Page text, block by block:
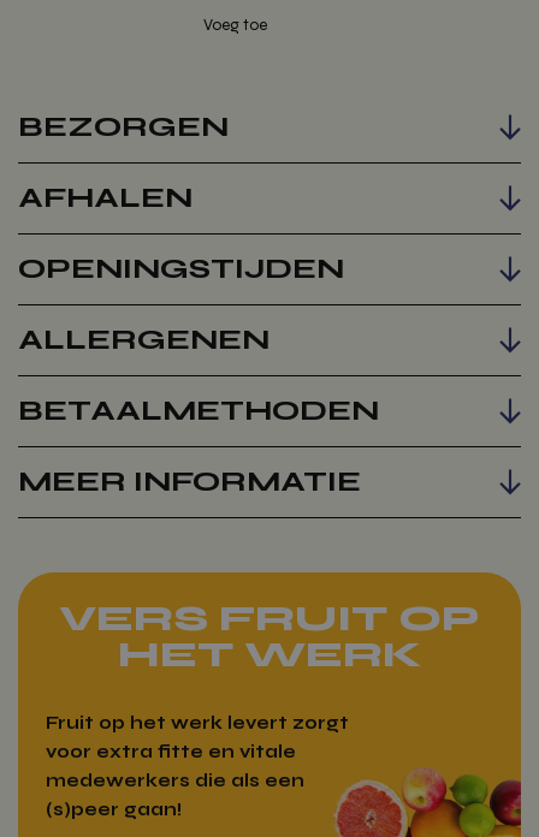
BEZORGEN
AFHALEN
OPENINGSTIJDEN
ALLERGENEN
BETAALMETHODEN
MEER INFORMATIE
VERS FRUIT OP
HET WERK
Fruit op het werk levert zorgt
voor extra fitte en vitale
medewerkers die als een
(s)peer gaan!